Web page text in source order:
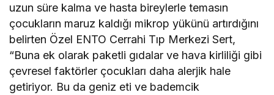
uzun süre kalma ve hasta bireylerle temasın
çocukların maruz kaldığı mikrop yükünü artırdığını
belirten Özel ENTO Cerrahi Tıp Merkezi Sert,
“Buna ek olarak paketli gıdalar ve hava kirliliği gibi
çevresel faktörler çocukları daha alerjik hale
getiriyor. Bu da geniz eti ve bademcik